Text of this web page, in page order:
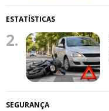
ESTATÍSTICAS
2.
SEGURANÇA